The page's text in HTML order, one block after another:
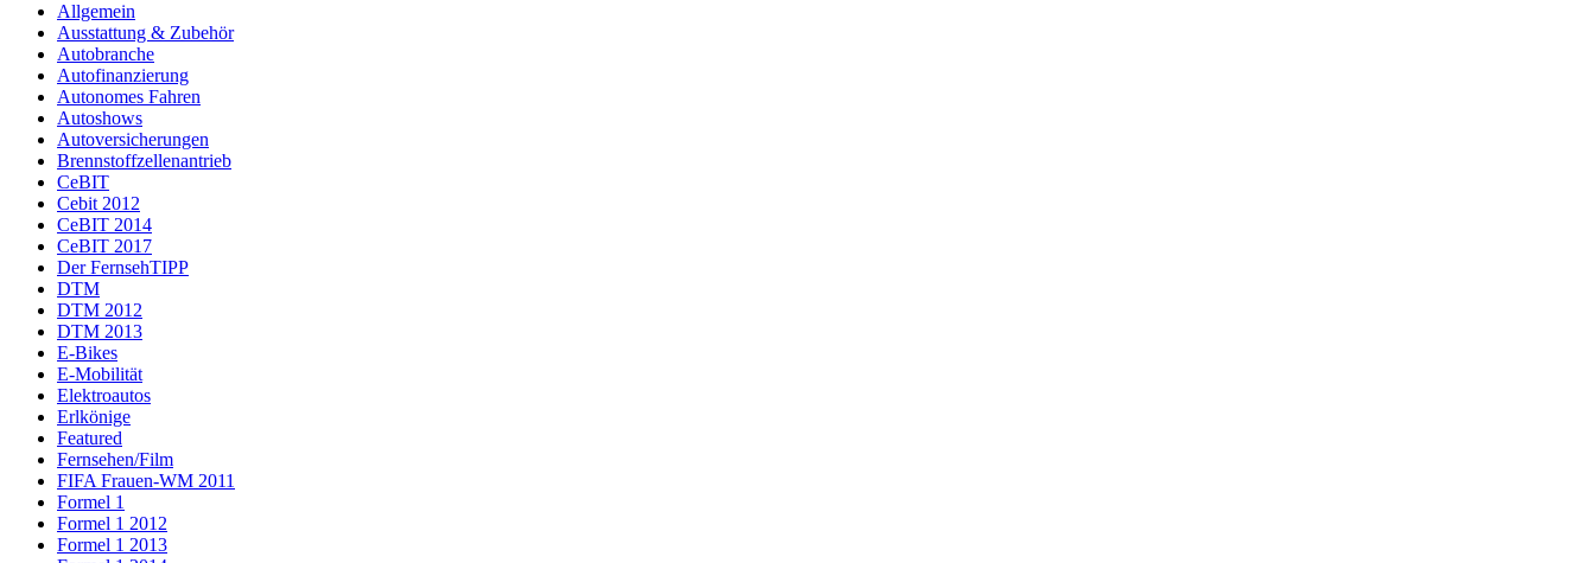
Allgemein
Ausstattung & Zubehör
Autobranche
Autofinanzierung
Autonomes Fahren
Autoshows
Autoversicherungen
Brennstoffzellenantrieb
CeBIT
Cebit 2012
CeBIT 2014
CeBIT 2017
Der FernsehTIPP
DTM
DTM 2012
DTM 2013
E-Bikes
E-Mobilität
Elektroautos
Erlkönige
Featured
Fernsehen/Film
FIFA Frauen-WM 2011
Formel 1
Formel 1 2012
Formel 1 2013